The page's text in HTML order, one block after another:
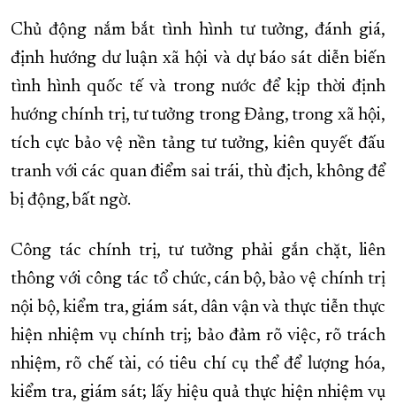
Chủ động nắm bắt tình hình tư tưởng, đánh giá,
định hướng dư luận xã hội và dự báo sát diễn biến
tình hình quốc tế và trong nước để kịp thời định
hướng chính trị, tư tưởng trong Đảng, trong xã hội,
tích cực bảo vệ nền tảng tư tưởng, kiên quyết đấu
tranh với các quan điểm sai trái, thù địch, không để
bị động, bất ngờ.
Công tác chính trị, tư tưởng phải gắn chặt, liên
thông với công tác tổ chức, cán bộ, bảo vệ chính trị
nội bộ, kiểm tra, giám sát, dân vận và thực tiễn thực
hiện nhiệm vụ chính trị; bảo đảm rõ việc, rõ trách
nhiệm, rõ chế tài, có tiêu chí cụ thể để lượng hóa,
kiểm tra, giám sát; lấy hiệu quả thực hiện nhiệm vụ